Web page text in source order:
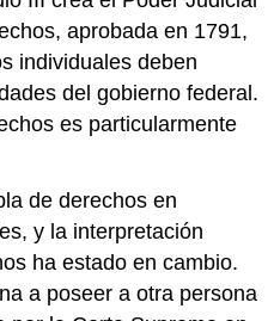
aprobada en 1791,
individuales deben
del gobierno federal.
es particularmente
de derechos en
y la interpretación
ha estado en cambio.
a poseer a otra persona